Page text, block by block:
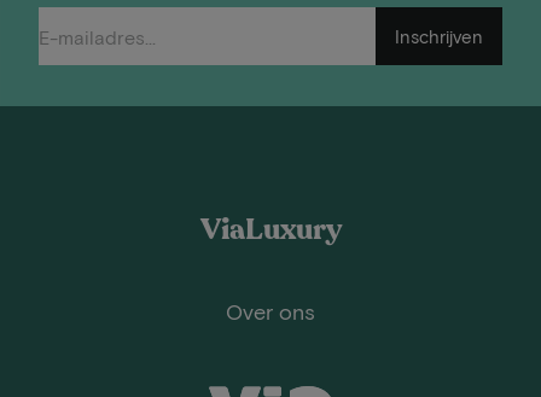
Inschrijven
ViaLuxury
Over ons